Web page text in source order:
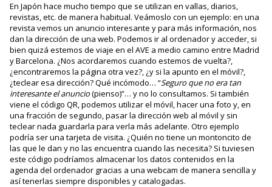
En Japón hace mucho tiempo que se utilizan en vallas, diarios,
revistas, etc. de manera habitual. Veámoslo con un ejemplo: en una
revista vemos un anuncio interesante y para más información, nos
dan la dirección de una web. Podemos ir al ordenador y acceder, si
bien quizá estemos de viaje en el AVE a medio camino entre Madrid
y Barcelona. ¿Nos acordaremos cuando estemos de vuelta?,
¿encontraremos la página otra vez?, ¿y si la apunto en el móvil?,
¿teclear esa dirección? Qué incómodo… “Seguro que no era tan
interesante el anuncio(pienso)”… y no lo consultamos. Si también
viene el código QR, podemos utilizar el móvil, hacer una foto y, en
una fracción de segundo, pasar la dirección web al móvil y sin
teclear nada guardarla para verla más adelante. Otro ejemplo
podría ser una tarjeta de visita. ¿Quién no tiene un montoncito de
las que le dan y no las encuentra cuando las necesita? Si tuviesen
este código podríamos almacenar los datos contenidos en la
agenda del ordenador gracias a una webcam de manera sencilla y
así tenerlas siempre disponibles y catalogadas.